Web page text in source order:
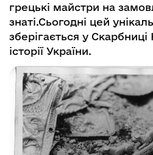
грецькі майстри на
знаті.Сьогодні цей
зберігається у
історії України.